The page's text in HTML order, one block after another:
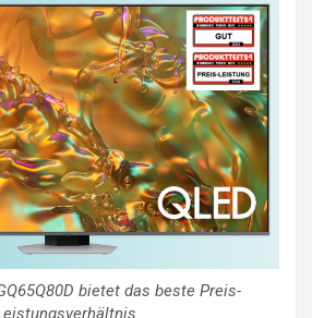
bietet das beste Preis-